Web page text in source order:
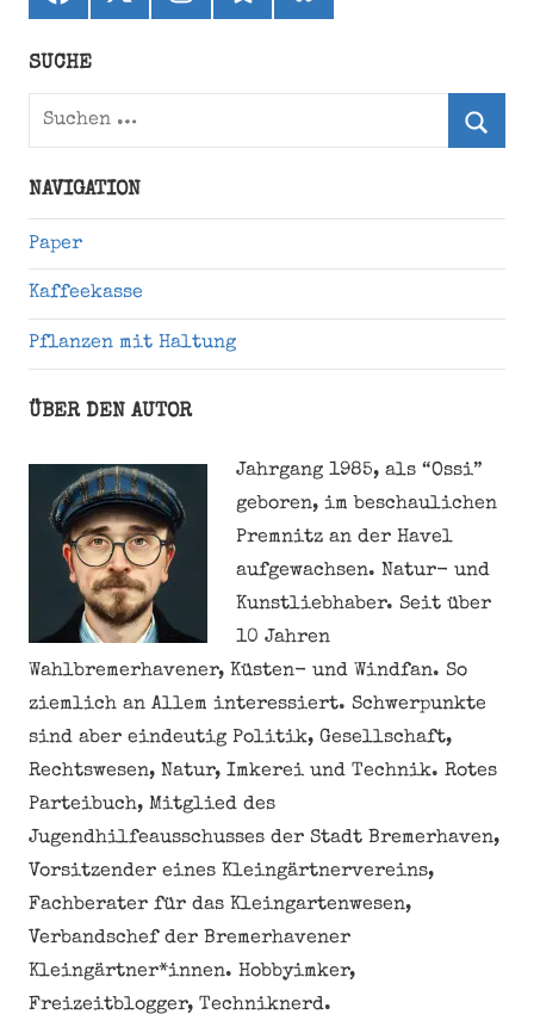
(ehemals
SUCHE
Suchen
NAVIGATION
Paper
Kaffeekasse
Pflanzen mit Haltung
ÜBER DEN AUTOR
Jahrgang 1985, als “Ossi”
geboren, im beschaulichen
Premnitz an der Havel
aufgewachsen. Natur- und
Kunstliebhaber. Seit über
10 Jahren
Wahlbremerhavener, Küsten- und Windfan. So
ziemlich an Allem interessiert. Schwerpunkte
sind aber eindeutig Politik, Gesellschaft,
Rechtswesen, Natur, Imkerei und Technik. Rotes
Parteibuch, Mitglied des
Jugendhilfeausschusses der Stadt Bremerhaven,
Vorsitzender eines Kleingärtnervereins,
Fachberater für das Kleingartenwesen,
Verbandschef der Bremerhavener
Kleingärtner*innen. Hobbyimker,
Freizeitblogger, Techniknerd.